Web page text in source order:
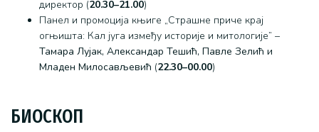
директор (20.30–21.00)
Панел и промоција књиге „Страшне приче крај
огњишта: Кал југа између историје и митологије” –
Тамара Лујак, Александар Тешић, Павле Зелић и
Младен Милосављевић (22.30–00.00)
БИОСКОП